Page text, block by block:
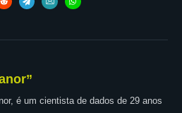
é um cientista de dados de 29 anos